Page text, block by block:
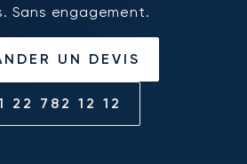
Sans engagement.
UN DEVIS
22 782 12 12